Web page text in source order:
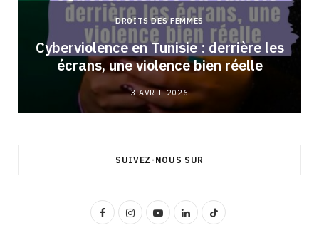
DROITS DES FEMMES
Cyberviolence en Tunisie : derrière les
écrans, une violence bien réelle
3 AVRIL 2026
SUIVEZ-NOUS SUR
F
I
Y
L
T